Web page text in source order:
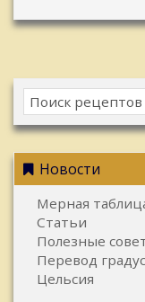
Новости
Мерная
Статьи
Полезные
Перевод
Цельсия